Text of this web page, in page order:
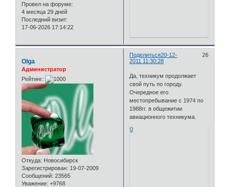
Провел на форуме:
4 месяца 29 дней
Последний визит:
17-06-2026 17:14:22
Поделиться 26
20-12-
2011 11:30:28
Olga
Администратор
Рейтинг:
Откуда: Новосибирск
Зарегистрирован: 19-07-2009
Сообщений: 23565
Уважение: +9768
Да, техникум продолжает
свой путь по городу.
Очередное его
местопребывание с 1974 по
1988гг. в общежитии
авиационного техникума.
0